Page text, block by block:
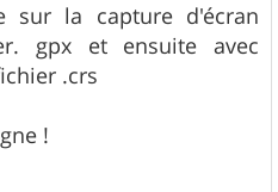
sur la capture d'écran
gpx et ensuite avec
.crs
!